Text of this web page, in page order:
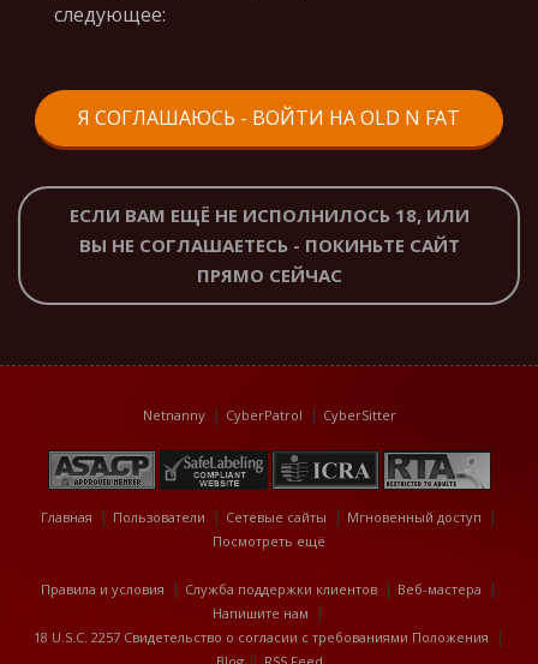
следующее:
Я СОГЛАШАЮСЬ - ВОЙТИ НА OLD N FAT
ЕСЛИ ВАМ ЕЩЁ НЕ ИСПОЛНИЛОСЬ 18, ИЛИ
ВЫ НЕ СОГЛАШАЕТЕСЬ - ПОКИНЬТЕ САЙТ
ПРЯМО СЕЙЧАС
Netnanny CyberPatrol CyberSitter
Главная Пользователи Сетевые сайты
Мгновенный доступ
Посмотреть ещё
Правила и условия Служба поддержки клиентов
Веб-мастера
Напишите нам
18 U.S.C. 2257 Свидетельство о согласии с требованиями Положения